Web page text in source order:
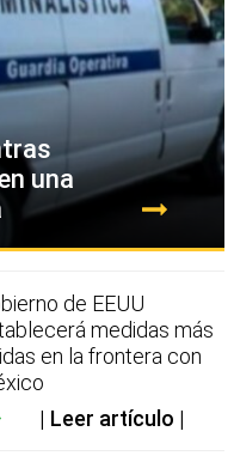
una
de EEUU
medidas más
en la frontera con
Leer artículo